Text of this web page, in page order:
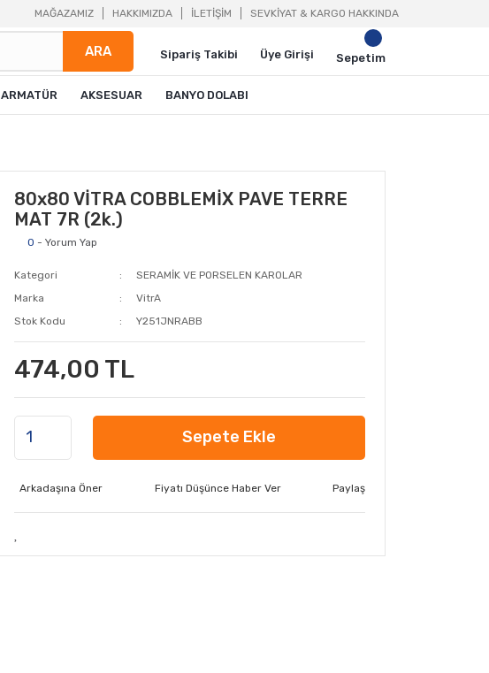
MAĞAZAMIZ HAKKIMIZDA İLETİŞİM SEVKİYAT & KARGO HAKKINDA
ARA Sipariş Takibi Üye Girişi Sepetim
ARMATÜR AKSESUAR BANYO DOLABI
80x80 VİTRA COBBLEMİX PAVE TERRE
MAT 7R (2k.)
0 - Yorum Yap
Kategori
SERAMİK VE PORSELEN KAROLAR
Marka
VitrA
Stok Kodu
Y251JNRABB
474,00 TL
Sepete Ekle
Arkadaşına Öner Fiyatı Düşünce Haber Ver Paylaş